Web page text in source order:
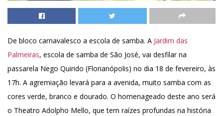
De bloco carnavalesco a escola de samba. A Jardim das
Palmeiras, escola de samba de São José, vai desfilar na
passarela Nego Quirido (Florianópolis) no dia 18 de fevereiro, às
17h. A agremiação levará para a avenida, muito samba com as
cores verde, branco e dourado. O homenageado deste ano será
o Theatro Adolpho Mello, que tem raízes profundas na história